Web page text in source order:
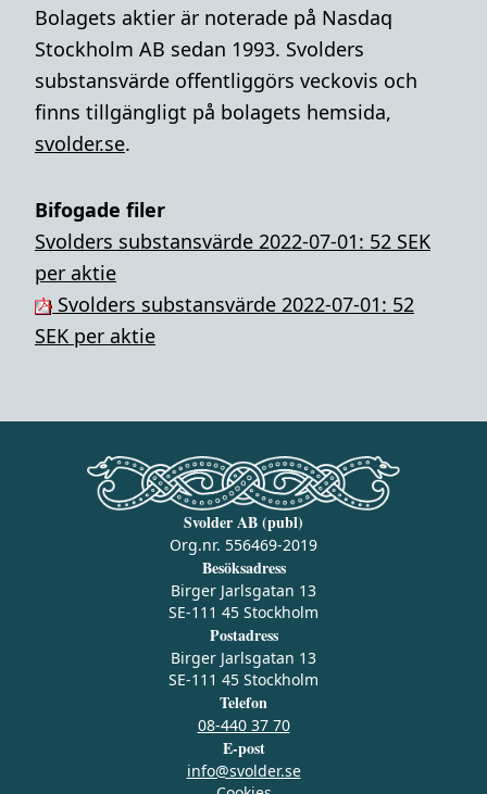
Bolagets aktier är noterade på Nasdaq
Stockholm AB sedan 1993. Svolders
substansvärde offentliggörs veckovis och
finns tillgängligt på bolagets hemsida,
svolder.se.
Bifogade filer
Svolders substansvärde 2022-07-01: 52 SEK
per aktie
Svolders substansvärde 2022-07-01: 52
SEK per aktie
Svolder AB (publ)
Org.nr. 556469-2019
Besöksadress
Birger Jarlsgatan 13
SE-111 45 Stockholm
Postadress
Birger Jarlsgatan 13
SE-111 45 Stockholm
Telefon
08-440 37 70
E-post
info@svolder.se